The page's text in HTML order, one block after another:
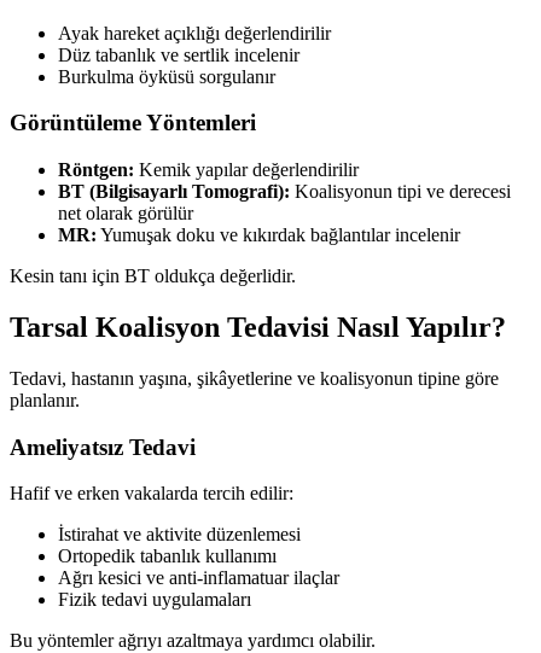
Ayak hareket açıklığı değerlendirilir
Düz tabanlık ve sertlik incelenir
Burkulma öyküsü sorgulanır
Görüntüleme Yöntemleri
Röntgen: Kemik yapılar değerlendirilir
BT (Bilgisayarlı Tomografi): Koalisyonun tipi ve derecesi
net olarak görülür
MR: Yumuşak doku ve kıkırdak bağlantılar incelenir
Kesin tanı için BT oldukça değerlidir.
Tarsal Koalisyon Tedavisi Nasıl Yapılır?
Tedavi, hastanın yaşına, şikâyetlerine ve koalisyonun tipine göre
planlanır.
Ameliyatsız Tedavi
Hafif ve erken vakalarda tercih edilir:
İstirahat ve aktivite düzenlemesi
Ortopedik tabanlık kullanımı
Ağrı kesici ve anti-inflamatuar ilaçlar
Fizik tedavi uygulamaları
Bu yöntemler ağrıyı azaltmaya yardımcı olabilir.